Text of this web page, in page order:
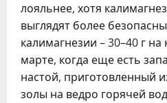
лояльнее, хотя
выглядят более
калимагнезии – 30–40 г на
марте, когда еще есть
настой, приготовленный
золы на ведро горячей